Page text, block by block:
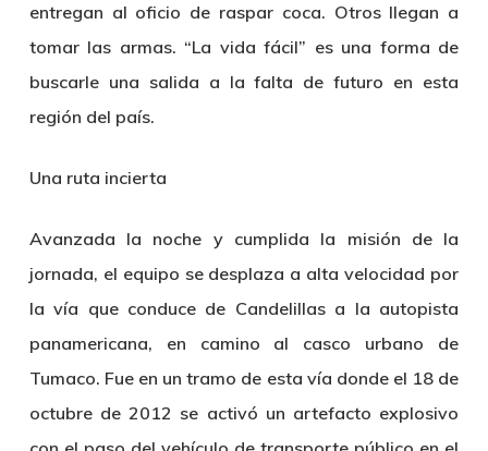
entregan al oficio de raspar coca. Otros llegan a
tomar las armas. “La vida fácil” es una forma de
buscarle una salida a la falta de futuro en esta
región del país.
Una ruta incierta
Avanzada la noche y cumplida la misión de la
jornada, el equipo se desplaza a alta velocidad por
la vía que conduce de Candelillas a la autopista
panamericana, en camino al casco urbano de
Tumaco. Fue en un tramo de esta vía donde el 18 de
octubre de 2012 se activó un artefacto explosivo